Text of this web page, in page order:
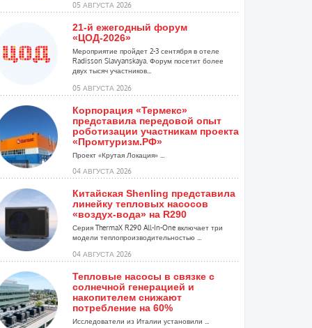
05 АВГУСТА 2026
21-й ежегодный форум
«ЦОД-2026»
Мероприятие пройдет 2-3 сентября в отеле
Radisson Slavyanskaya. Форум посетит более
двух тысяч участников...
05 АВГУСТА 2026
Корпорация «Термекс»
представила передовой опыт
роботизации участникам проекта
«Промтуризм.РФ»
Проект «Крутая Локация» ...
04 АВГУСТА 2026
Китайская Shenling представила
линейку тепловых насосов
«воздух-вода» на R290
Серия ThermaX R290 All-In-One включает три
модели теплопроизводительностью ...
04 АВГУСТА 2026
Тепловые насосы в связке с
солнечной генерацией и
накопителем снижают
потребление на 60%
Исследователи из Италии установили ...